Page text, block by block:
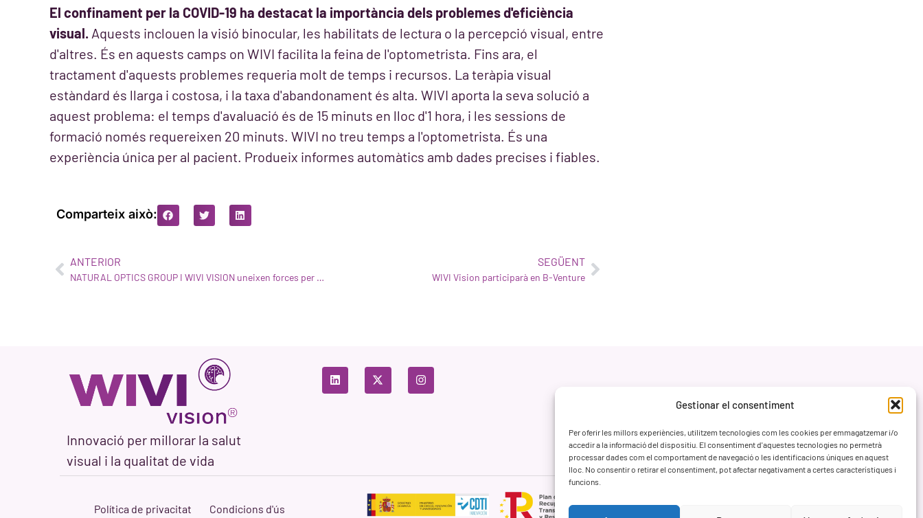
Gestionar el consentiment
Per oferir les millors experiències, utilitzem tecnologies com les cookies per emmagatzemar i/o
accedir a la informació del dispositiu. El consentiment d'aquestes tecnologies no permetrà
processar dades com el comportament de navegació o les identificacions úniques en aquest
lloc. No consentir o retirar el consentiment, pot afectar negativament a certes característiques i
funcions.
El confinament per la COVID-19 ha destacat la importància dels problemes d'eficiència
visual. Aquests inclouen la visió binocular, les habilitats de lectura o la percepció visual, entre
d'altres. És en aquests camps on WIVI facilita la feina de l'optometrista. Fins ara, el
tractament d'aquests problemes requeria molt de temps i recursos. La teràpia visual
estàndard és llarga i costosa, i la taxa d'abandonament és alta. WIVI aporta la seva solució a
aquest problema: el temps d'avaluació és de 15 minuts en lloc d'1 hora, i les sessions de
formació només requereixen 20 minuts. WIVI no treu temps a l'optometrista. És una
experiència única per al pacient. Produeix informes automàtics amb dades precises i fiables.
Comparteix això:
ANTERIOR
NATURAL OPTICS GROUP I WIVI VISION uneixen forces per al llançament mundial de la seva solució
SEGÜENT
WIVI Vision participarà en B-Venture
Innovació per millorar la salut
visual i la qualitat de vida
Política de privacitat
Condicions d'ús